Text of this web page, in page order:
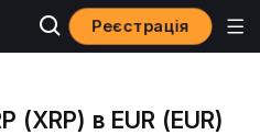
Реєстрація
(XRP) в EUR (EUR)